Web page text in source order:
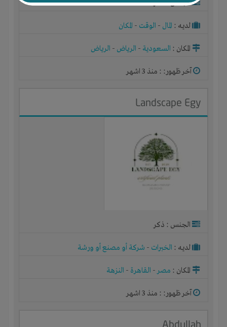
الجنس : ذكر
لديـه : المال - الوقت - المكان
المكان : السعودية - الرياض - الرياض
آخر ظهور: : منذ 3 اشهر
Landscape Egy
الجنس : ذكر
لديـه : الخبرات - شركة أو مصنع أو ورشة
المكان : مصر- القاهرة - النزهة
آخر ظهور: : منذ 3 اشهر
Abdullah